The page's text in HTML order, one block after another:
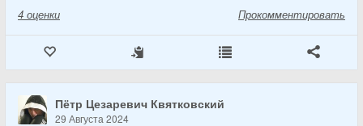
4 оценки Прокомментировать
Пётр Цезаревич Квятковский
29 Августа 2024